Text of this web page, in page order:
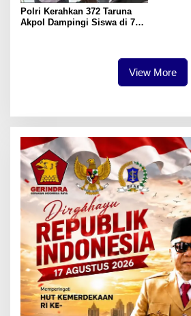
Polri Kerahkan 372 Taruna
Akpol Dampingi Siswa di 73
View More